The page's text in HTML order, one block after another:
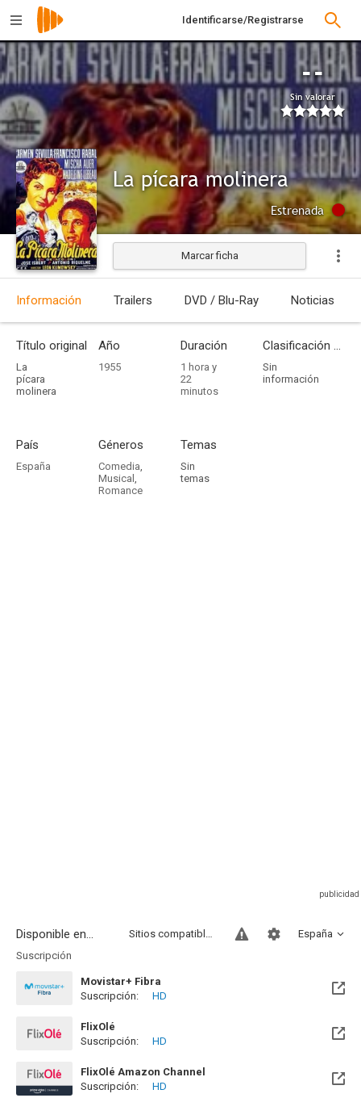
Identificarse/Registrarse
--
Sin valorar
La pícara molinera
Estrenada
Marcar ficha
Información Trailers DVD / Blu-Ray Noticias
Título original
La
pícara
molinera
Año
1955
Duración
1 hora y
22
minutos
Clasificación por edades
Sin
información
País
España
Géneros
Comedia,
Musical ,
Romance
Temas
Sin
temas
Disponible en... España
Sitios compatibles
Suscripción
Movistar+ Fibra
Disponible hasta el Vie, 01 Ene 2100 (Quedan 73 años)
Suscripción: HD
FlixOlé
Suscripción:
HD
FlixOlé Amazon Channel
Suscripción:
HD